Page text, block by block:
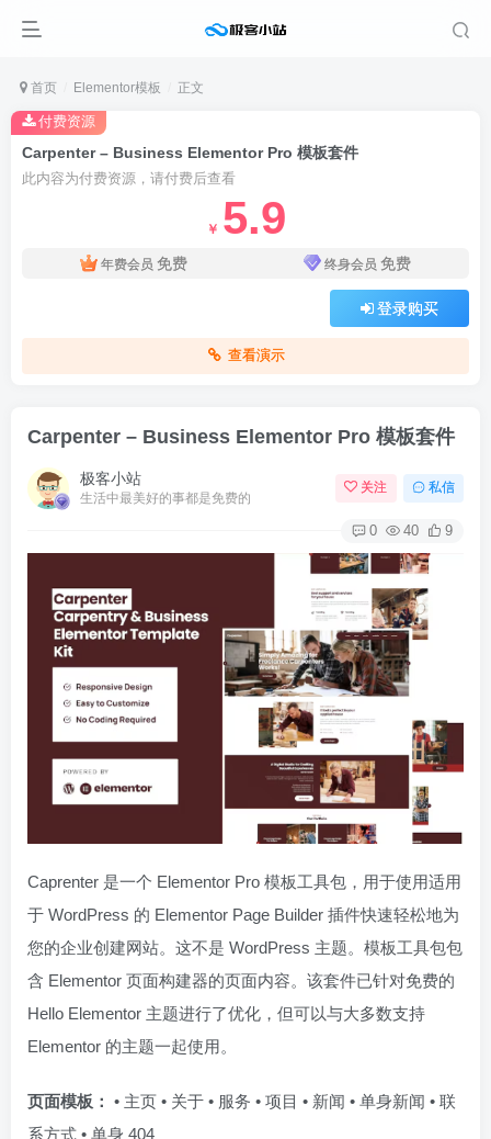
首页 Elementor模板 正文
Carpenter – Business Elementor Pro 模板套件
此内容为付费资源，请付费后查看
￥ 5.9
年费会员 免费 终身会员 免费
登录购买
查看演示
付费资源
Carpenter – Business Elementor Pro 模板套件
极客小站
生活中最美好的事都是免费的
关注 私信
0 40 9
Caprenter 是一个 Elementor Pro 模板工具包，用于使用适用
于 WordPress 的 Elementor Page Builder 插件快速轻松地为
您的企业创建网站。这不是 WordPress 主题。模板工具包包
含 Elementor 页面构建器的页面内容。该套件已针对免费的
Hello Elementor 主题进行了优化，但可以与大多数支持
Elementor 的主题一起使用。
页面模板： • 主页 • 关于 • 服务 • 项目 • 新闻 • 单身新闻 • 联
系方式 • 单身 404